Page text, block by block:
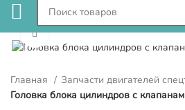
Нажмите, чтобы увеличить
Главная
Запчасти двигателей
Головка блока цилиндров с